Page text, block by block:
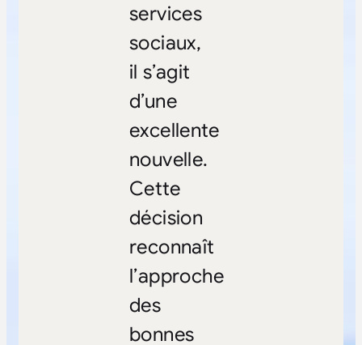
services
sociaux,
il s’agit
d’une
excellente
nouvelle.
Cette
décision
reconnaît
l’approche
des
bonnes